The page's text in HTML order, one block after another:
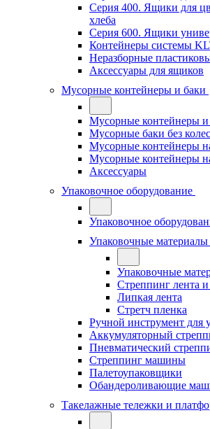
Серия 400. Ящики для
хлеба
Серия 600. Ящики
Контейнеры системы
Неразборные
Аксессуары для ящиков
Мусорные контейнеры и баки
Мусорные контейнеры и
Мусорные баки без колес
Мусорные контейнеры
Мусорные контейнеры
Аксессуары
Упаковочное оборудование
Упаковочное
Упаковочные материалы
Упаковочные
Стреппинг лента
Липкая лента
Стретч пленка
Ручной инструмент для
Аккумуляторный
Пневматический
Стреппинг машины
Палетоупаковщики
Обандероливающие
Такелажные тележки и